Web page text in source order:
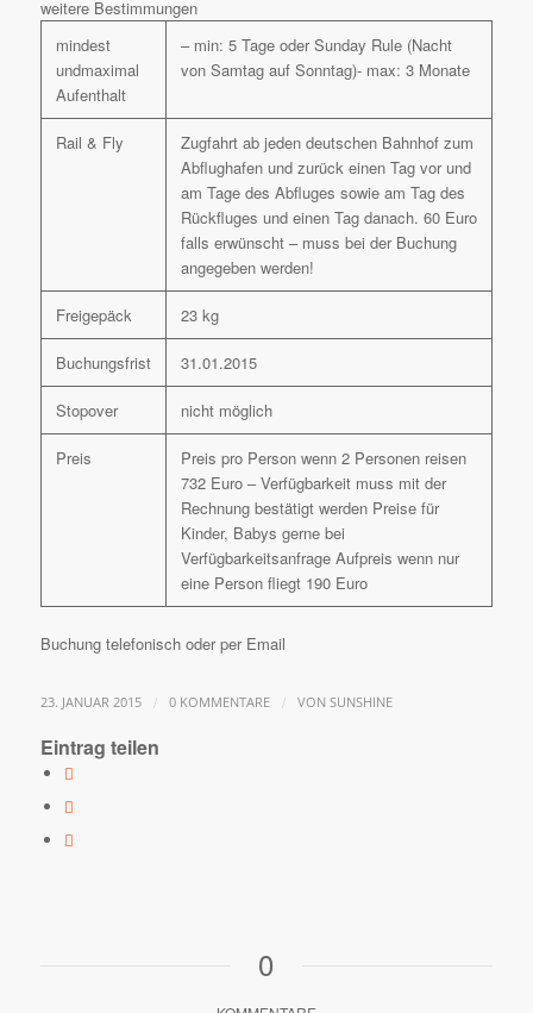
weitere Bestimmungen
mindest
undmaximal
Aufenthalt
– min: 5 Tage oder Sunday Rule (Nacht
von Samtag auf Sonntag)- max: 3 Monate
Rail & Fly
Zugfahrt ab jeden deutschen Bahnhof zum
Abflughafen und zurück einen Tag vor und
am Tage des Abfluges sowie am Tag des
Rückfluges und einen Tag danach. 60 Euro
falls erwünscht – muss bei der Buchung
angegeben werden!
Freigepäck 23 kg
Buchungsfrist 31.01.2015
Stopover nicht möglich
Preis
Preis pro Person wenn 2 Personen reisen
732 Euro – Verfügbarkeit muss mit der
Rechnung bestätigt werden Preise für
Kinder, Babys gerne bei
Verfügbarkeitsanfrage Aufpreis wenn nur
eine Person fliegt 190 Euro
Buchung telefonisch oder per Email
23. JANUAR 2015 / 0 KOMMENTARE / VON SUNSHINE
Eintrag teilen
0